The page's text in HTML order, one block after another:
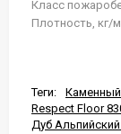
Класс
Плотность, кг/
Теги:
Каменный
Respect Floor
Дуб